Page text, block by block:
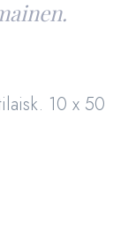
10 x 50